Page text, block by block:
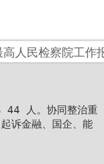
高人民检察院工作
44 人。协同整治重
诉金融、国企、能